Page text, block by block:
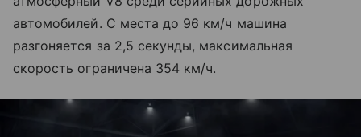
автомобилей. С места до 96 км/ч машина
разгоняется за 2,5 секунды, максимальная
скорость ограничена 354 км/ч.